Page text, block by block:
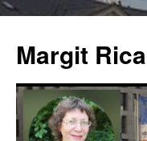
springen
Margit